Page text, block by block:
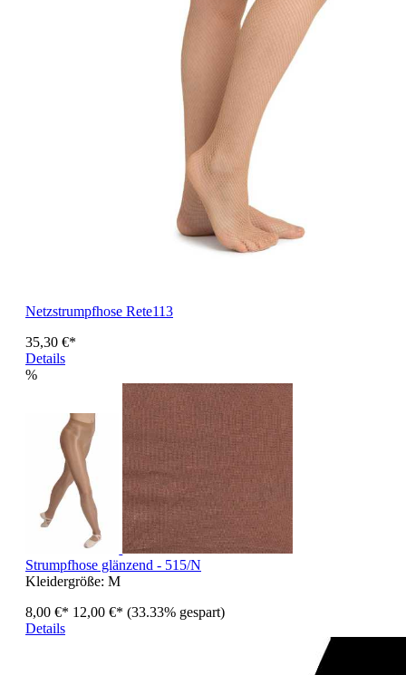
Netzstrumpfhose Rete113
35,30 €*
Details
%
Strumpfhose glänzend - 515/N
Kleidergröße: M
8,00 €* 12,00 €* (33.33% gespart)
Details